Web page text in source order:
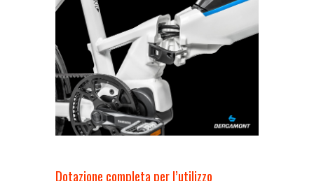
Dotazione completa per l’utilizzo